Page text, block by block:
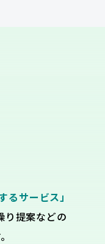
るサービス」
り提案などの